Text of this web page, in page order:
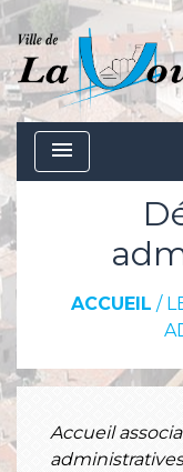
menu
ACCUEIL /
Accueil